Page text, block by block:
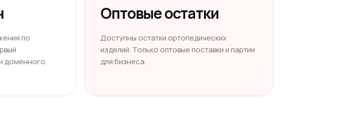
по
доменного
Оптовые остатки
Доступны остатки ортопедических
изделий. Только оптовые поставки и партии
для бизнеса.